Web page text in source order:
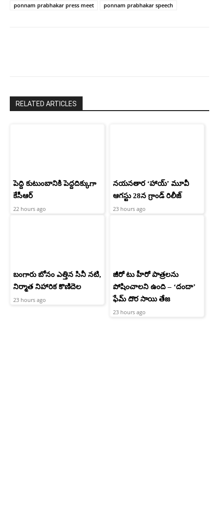
ponnam prabhakar press meet ponnam prabhakar speech
RELATED ARTICLES
పెద్ది కుటుంబానికి పెద్దదిక్కుగా
కేసీఆర్
22 hours ago
నయనతార ‘హాయ్’ మూవీ
ఆగస్టు 28న గ్రాండ్ రిలీజ్
23 hours ago
బంగారు బోనం ఎత్తిన సినీ నటి,
నిర్మాత నిహారిక కొణిదెల
23 hours ago
జీరో టు హీరో పాత్రలను
పోషించాలని ఉంది – ‘దందా’
ఫేమ్ దొర సాయి తేజ
23 hours ago